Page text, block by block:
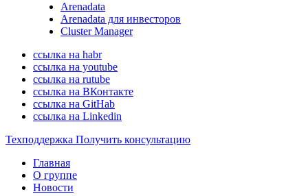
Arenadata
Arenadata для инвесторов
Cluster Manager
ссылка на habr
ссылка на youtube
ссылка на rutube
ссылка на ВКонтакте
ссылка на GitHab
ссылка на Linkedin
Техподдержка Получить консультацию
Главная
О группе
Новости